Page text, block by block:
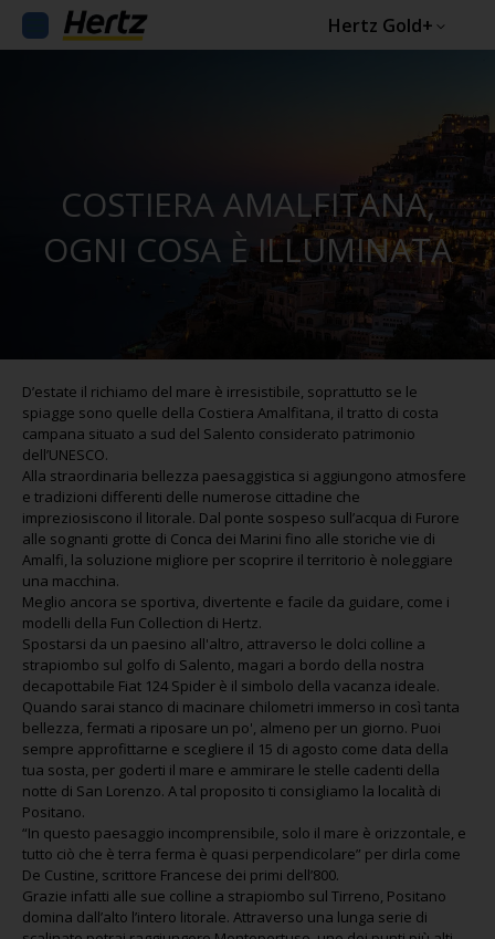
Hertz Gold+
COSTIERA AMALFITANA,
OGNI COSA È ILLUMINATA
D’estate il richiamo del mare è irresistibile, soprattutto se le
spiagge sono quelle della Costiera Amalfitana, il tratto di costa
campana situato a sud del Salento considerato patrimonio
dell’UNESCO.
Alla straordinaria bellezza paesaggistica si aggiungono atmosfere
e tradizioni differenti delle numerose cittadine che
impreziosiscono il litorale. Dal ponte sospeso sull’acqua di Furore
alle sognanti grotte di Conca dei Marini fino alle storiche vie di
Amalfi, la soluzione migliore per scoprire il territorio è noleggiare
una macchina.
Meglio ancora se sportiva, divertente e facile da guidare, come i
modelli della Fun Collection di Hertz.
Spostarsi da un paesino all'altro, attraverso le dolci colline a
strapiombo sul golfo di Salento, magari a bordo della nostra
decapottabile Fiat 124 Spider è il simbolo della vacanza ideale.
Quando sarai stanco di macinare chilometri immerso in così tanta
bellezza, fermati a riposare un po', almeno per un giorno. Puoi
sempre approfittarne e scegliere il 15 di agosto come data della
tua sosta, per goderti il mare e ammirare le stelle cadenti della
notte di San Lorenzo. A tal proposito ti consigliamo la località di
Positano.
“In questo paesaggio incomprensibile, solo il mare è orizzontale, e
tutto ciò che è terra ferma è quasi perpendicolare” per dirla come
De Custine, scrittore Francese dei primi dell’800.
Grazie infatti alle sue colline a strapiombo sul Tirreno, Positano
domina dall’alto l’intero litorale. Attraverso una lunga serie di